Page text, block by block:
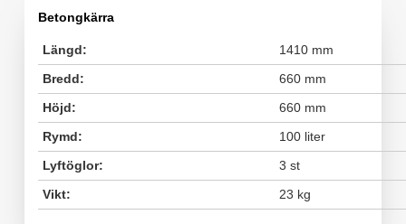
Betongkärra
Längd:
1410 mm
Bredd:
660 mm
Höjd:
660 mm
Rymd:
100 liter
Lyftöglor:
3 st
Vikt:
23 kg